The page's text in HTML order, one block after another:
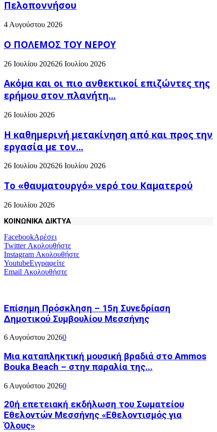
Πελοποννήσου
4 Αυγούστου 2026
Ο ΠΟΛΕΜΟΣ ΤΟΥ ΝΕΡΟΥ
26 Ιουλίου 202626 Ιουλίου 2026
Ακόμα και οι πιο ανθεκτικοί επιζώντες της
ερήμου στον πλανήτη...
26 Ιουλίου 2026
H καθημερινή μετακίνηση από και προς την
εργασία με τον...
26 Ιουλίου 202626 Ιουλίου 2026
Το «θαυματουργό» νερό του Καματερού
26 Ιουλίου 2026
ΚΟΙΝΩΝΙΚΑ ΔΙΚΤΥΑ
FacebookΑρέσει
TwitterΑκολουθήστε
Instagram Ακολουθήστε
YoutubeΕγγραφείτε
Email Ακολουθήστε
Επίσημη Πρόσκληση – 15η Συνεδρίαση
Δημοτικού Συμβουλίου Μεσσήνης
6 Αυγούστου 20260
Μια καταπληκτική μουσική βραδιά στο Ammos
Bouka Beach – στην παραλία της...
6 Αυγούστου 20260
20ή επετειακή εκδήλωση του Σωματείου
Εθελοντών Μεσσήνης «Εθελοντισμός για
Όλους»